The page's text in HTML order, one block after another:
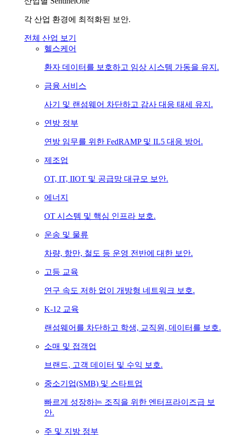
각 산업 환경에 최적화된 보안.
전체 산업 보기
헬스케어
환자 데이터를 보호하고 임상 시스템 가동을 유지.
금융 서비스
사기 및 랜섬웨어 차단하고 감사 대응 태세 유지.
연방 정부
연방 임무를 위한 FedRAMP 및 IL5 대응 방어.
제조업
OT, IT, IIOT 및 공급망 대규모 보안.
에너지
OT 시스템 및 핵심 인프라 보호.
운송 및 물류
차량, 항만, 철도 등 운영 전반에 대한 보안.
고등 교육
연구 속도 저하 없이 개방형 네트워크 보호.
K-12 교육
랜섬웨어를 차단하고 학생, 교직원, 데이터를 보호.
소매 및 접객업
브랜드, 고객 데이터 및 수익 보호.
중소기업(SMB) 및 스타트업
빠르게 성장하는 조직을 위한 엔터프라이즈급 보
안.
주 및 지방 정부